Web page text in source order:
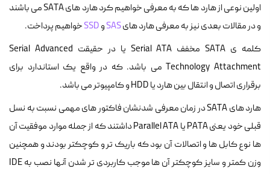
اولین نوعی از هارد ها که به معرفی خواهیم کرد هارد های SATA می باشند
و در مقالات بعدی نیز به معرفی هارد هایSASوSSDخواهیم پرداخت.
کلمه ی SATA مخفف Serial ATA یا در حقیقت Serial Advanced
Technology Attachment می باشد. که در واقع یک استاندارد برای
برقراری اتصال و انتقال بین هارد یا HDD و کامپیوتر می باشد.
هارد های SATA در زمان معرفی شدنشان فاکتور های مهمی نسبت به نسل
قبلی خود یعنی PATA یا Parallel ATA داشتند که از جمله موارد موفقیت آن
ها نوع کابل ها و اتصالات آن بود که باریک تر و کوچکتر بودند و همچنین
وزن کمتر و سایز کوچکتر آن ها موجب کاربردی تر شدن آنها نصب به IDE